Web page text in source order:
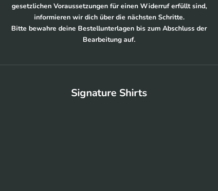
gesetzlichen Voraussetzungen für einen Widerruf erfüllt sind,
informieren wir dich über die nächsten Schritte.
Bitte bewahre deine Bestellunterlagen bis zum Abschluss der
Bearbeitung auf.
Signature Shirts